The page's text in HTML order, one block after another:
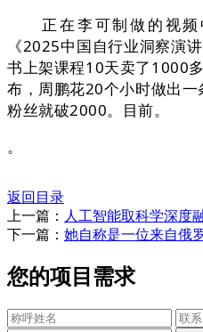
正在李可制做的视频
《2025中国自行业洞察演
书上架课程10天卖了1000
布，周鹏花20个小时做出
粉丝就破2000。目前。
。
返回目录
上一篇： 人工智能取科学深度
下一篇： 她自称是一位来自俄
您的项目需求